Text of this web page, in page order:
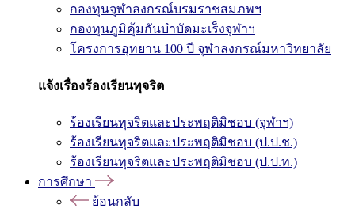
กองทุนจุฬาลงกรณ์บรมราชสมภพฯ
กองทุนภูมิคุ้มกันบำบัดมะเร็งจุฬาฯ
โครงการอุทยาน 100 ปี จุฬาลงกรณ์มหาวิทยาลัย
แจ้งเรื่องร้องเรียนทุจริต
ร้องเรียนทุจริตและประพฤติมิชอบ (จุฬาฯ)
ร้องเรียนทุจริตและประพฤติมิชอบ (ป.ป.ช.)
ร้องเรียนทุจริตและประพฤติมิชอบ (ป.ป.ท.)
การศึกษา
ย้อนกลับ